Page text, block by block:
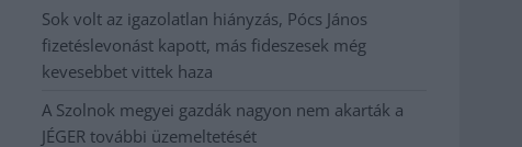
Sok volt az igazolatlan hiányzás, Pócs János
fizetéslevonást kapott, más fideszesek még
kevesebbet vittek haza
A Szolnok megyei gazdák nagyon nem akarták a
JÉGER további üzemeltetését